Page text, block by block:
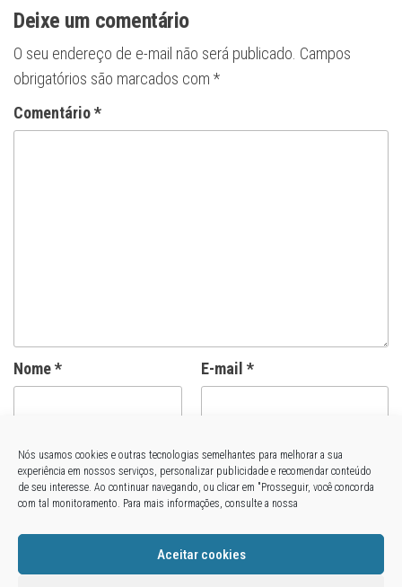
Nós usamos cookies e outras tecnologias semelhantes para melhorar a sua
experiência em nossos serviços, personalizar publicidade e recomendar conteúdo
de seu interesse. Ao continuar navegando, ou clicar em "Prosseguir, você concorda
com tal monitoramento. Para mais informações, consulte a nossa
Aceitar cookies
Deixe um comentário
O seu endereço de e-mail não será publicado. Campos
obrigatórios são marcados com *
Comentário*
Nome* E-mail *
Site